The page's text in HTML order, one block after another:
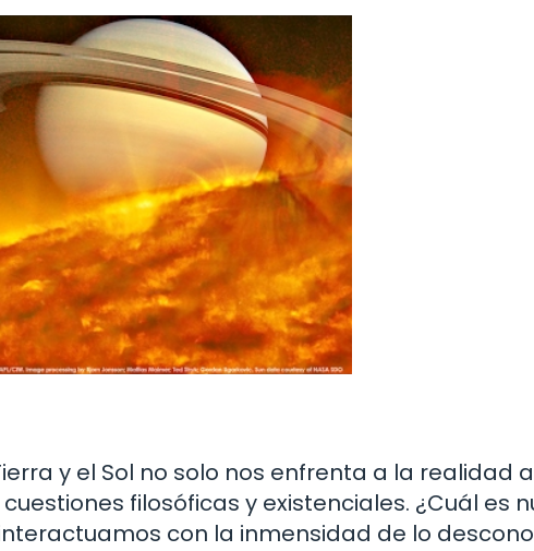
y el Sol no solo nos enfrenta a la realidad
filosóficas y existenciales. ¿Cuál es
con la inmensidad de lo